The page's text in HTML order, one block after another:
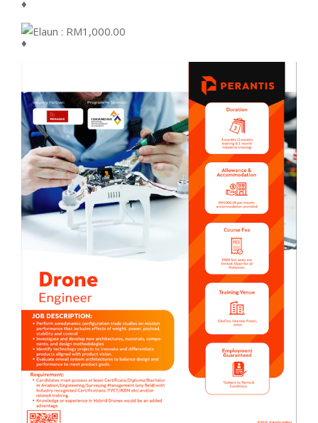
Elaun : RM1,000.00